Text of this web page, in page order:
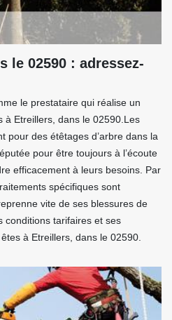
le 02590 : adressez-
le prestataire qui réalise un
à Etreillers, dans le 02590.Les
pour des étêtages d’arbre dans la
pour être toujours à l’écoute
efficacement à leurs besoins. Par
spécifiques sont
vite de ses blessures de
conditions tarifaires et ses
à Etreillers, dans le 02590.